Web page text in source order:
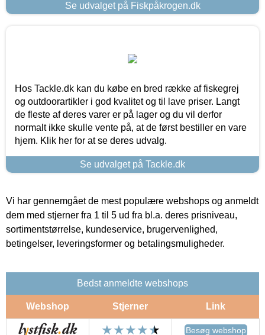
Se udvalget på Fiskpåkrogen.dk
Hos Tackle.dk kan du købe en bred række af fiskegrej
og outdoorartikler i god kvalitet og til lave priser. Langt
de fleste af deres varer er på lager og du vil derfor
normalt ikke skulle vente på, at de først bestiller en vare
hjem. Klik her for at se deres udvalg.
Se udvalget på Tackle.dk
Vi har gennemgået de mest populære webshops og anmeldt
dem med stjerner fra 1 til 5 ud fra bl.a. deres prisniveau,
sortimentstørrelse, kundeservice, brugervenlighed,
betingelser, leveringsformer og betalingsmuligheder.
Bedst anmeldte webshops
Webshop Stjerner Link
Besøg webshop